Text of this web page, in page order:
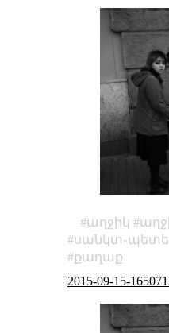
աղջիկ
քաղաք
2015-09-15-